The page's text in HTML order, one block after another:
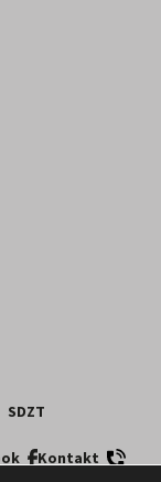
SDZT
Kontakt